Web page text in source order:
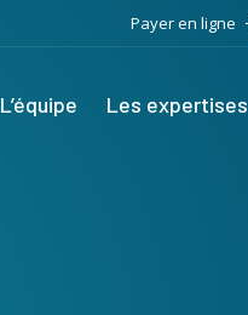
Payer en ligne
L’équipe Les expertises